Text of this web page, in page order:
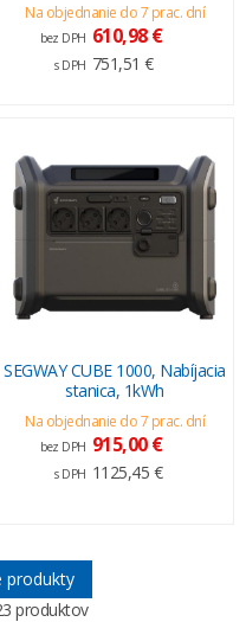
Na objednanie do 7 prac. dní
bez DPH 610,98 €
s DPH 751,51 €
SEGWAY CUBE 1000, Nabíjacia
stanica, 1kWh
Na objednanie do 7 prac. dní
bez DPH 915,00 €
s DPH 1125,45 €
produkty
produktov